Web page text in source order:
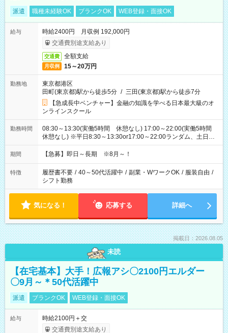
派遣 職種未経験OK ブランクOK WEB登録・面接OK
給与
時給2400円 月収例 192,000円
交通費別途支給あり
交通費 全額支給
月収例 15～20万円
勤務地
東京都港区
田町(東京都)駅から徒歩5分 / 三田(東京都)駅から徒歩7分
【急成長中ベンチャー】金融の知識を学べる日本最大級のオ
ンラインスクール
勤務時間
08:30～13:30(実働5時間 休憩なし) 17:00～22:00(実働5時間
休憩なし) ※平日8:30～13:30or17:00～22:00ランダム、土日祝
は時間指定なしで固定
期間 【急募】即日～長期 ※8月～！
特徴 履歴書不要 / 40～50代活躍中 / 副業・WワークOK / 服装自由 /
シフト勤務
気になる！ 応募する 詳細へ
掲載日：2026.08.05
未読
【在宅基本】大手！広報アシ〇2100円エルダー
〇9月～＊50代活躍中
派遣 ブランクOK WEB登録・面接OK
給与
時給2100円＋交
交通費別途支給あり